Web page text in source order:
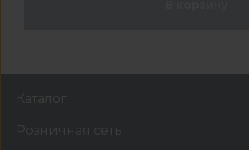
Каталог
Розничная сеть